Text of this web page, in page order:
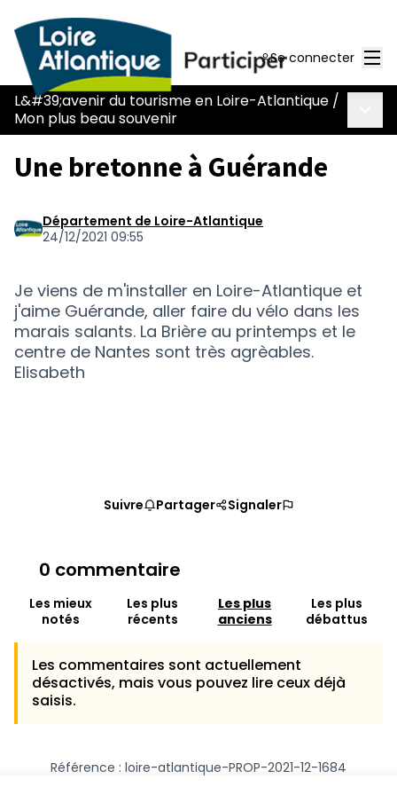
Se connecter
L&#39;avenir du tourisme en Loire-Atlantique /
Mon plus beau souvenir
Une bretonne à Guérande
Département de Loire-Atlantique
24/12/2021 09:55
Je viens de m'installer en Loire-Atlantique et
j'aime Guérande, aller faire du vélo dans les
marais salants. La Brière au printemps et le
centre de Nantes sont très agrèables.
Elisabeth
Suivre Partager Signaler
0 commentaire
Les mieux
notés
Les plus
récents
Les plus
anciens
Les plus
débattus
Les commentaires sont actuellement
désactivés, mais vous pouvez lire ceux déjà
saisis.
Référence : loire-atlantique-PROP-2021-12-1684